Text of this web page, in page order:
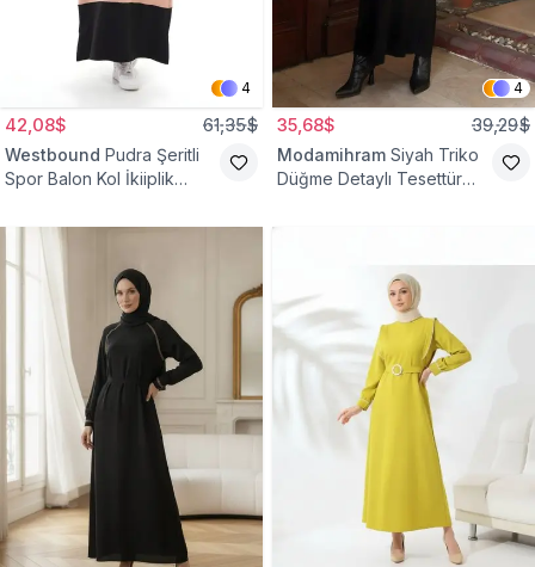
4
42,08$ 61,35$
Westbound Pudra Şeritli
Spor Balon Kol İkiiplik
4
35,68$ 39,29$
Modamihram Siyah Triko
Düğme Detaylı Tesettür